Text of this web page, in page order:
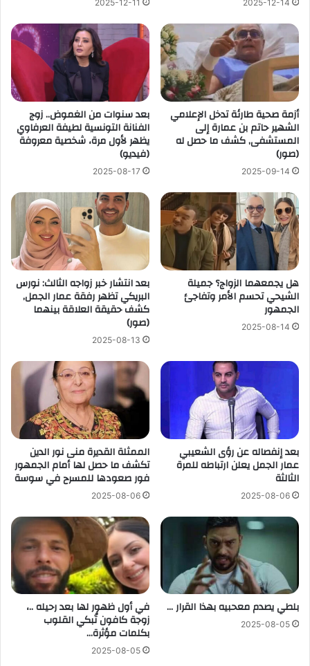
2025-12-14
2025-12-11
أزمة صحية طارئة تدخل الإعلامي
الشهير حاتم بن عمارة إلى
المستشفى, كشف ما حصل له
(صور)
2025-09-14
بعد سنوات من الغموض.. زوج
الفنانة التونسية لطيفة العرفاوي
يظهر لأول مرة، شخصية معروفة
(فيديو)
2025-08-17
هل يجمعهما الزواج؟ جميلة
الشيحي تحسم الأمر وتفاجئ
الجمهور
2025-08-14
بعد انتشار خبر زواجه الثالث: نورس
البريكي تظهر رفقة عمار الجمل,
كشف حقيقة العلاقة بينهما
(صور)
2025-08-13
بعد إنفصاله عن رؤى الشعيبي
عمار الجمل يعلن ارتباطه للمرة
الثالثة
2025-08-06
الممثلة القديرة منى نور الدين
تكشف ما حصل لها أمام الجمهور
فور صعودها للمسرح في سوسة
2025-08-06
بلطي يصدم معحبيه بهذا القرار …
2025-08-05
في أول ظهور لها بعد رحيله ..،
زوجة كافون تُبكي القلوب
بكلمات مؤثرة…
2025-08-05